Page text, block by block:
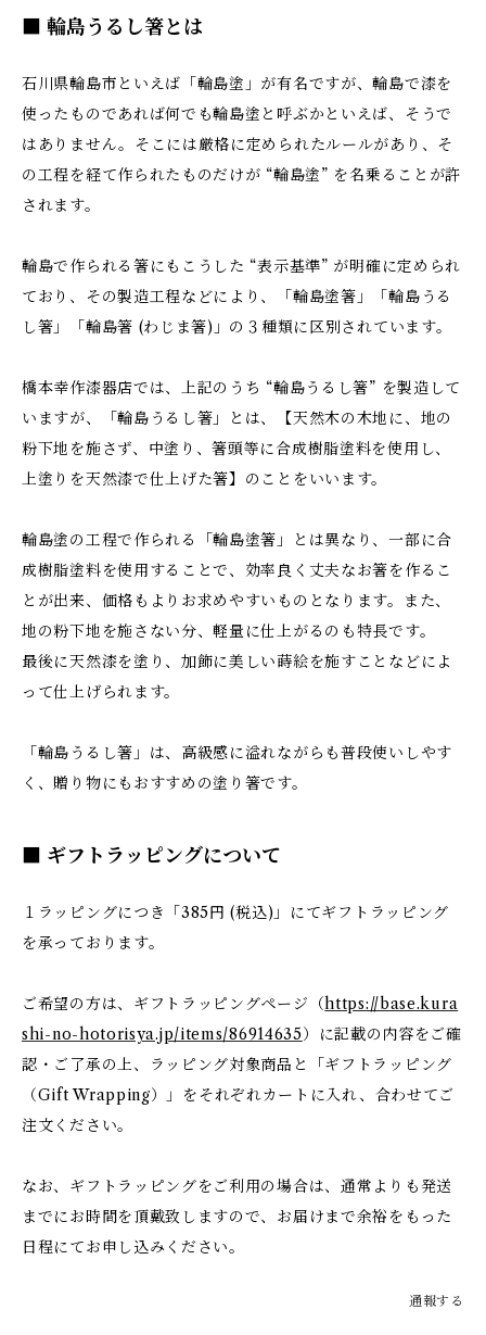
■ 輪島うるし箸とは
石川県輪島市といえば「輪島塗」が有名ですが、輪島で漆を
使ったものであれば何でも輪島塗と呼ぶかといえば、そうで
はありません。そこには厳格に定められたルールがあり、そ
の工程を経て作られたものだけが “輪島塗” を名乗ることが許
されます。
輪島で作られる箸にもこうした “表示基準” が明確に定められ
ており、その製造工程などにより、「輪島塗箸」「輪島うる
し箸」「輪島箸 (わじま箸)」の３種類に区別されています。
橋本幸作漆器店では、上記のうち “輪島うるし箸” を製造して
いますが、「輪島うるし箸」とは、【天然木の木地に、地の
粉下地を施さず、中塗り、箸頭等に合成樹脂塗料を使用し、
上塗りを天然漆で仕上げた箸】のことをいいます。
輪島塗の工程で作られる「輪島塗箸」とは異なり、一部に合
成樹脂塗料を使用することで、効率良く丈夫なお箸を作るこ
とが出来、価格もよりお求めやすいものとなります。また、
地の粉下地を施さない分、軽量に仕上がるのも特長です。
最後に天然漆を塗り、加飾に美しい蒔絵を施すことなどによ
って仕上げられます。
「輪島うるし箸」は、高級感に溢れながらも普段使いしやす
く、贈り物にもおすすめの塗り箸です。
■ ギフトラッピングについて
１ラッピングにつき「385円 (税込)」にてギフトラッピング
を承っております。
ご希望の方は、ギフトラッピングページ（https://base.kura
shi-no-hotorisya.jp/items/86914635）に記載の内容をご確
認・ご了承の上、ラッピング対象商品と「ギフトラッピング
（Gift Wrapping）」をそれぞれカートに入れ、合わせてご
注文ください。
なお、ギフトラッピングをご利用の場合は、通常よりも発送
までにお時間を頂戴致しますので、お届けまで余裕をもった
日程にてお申し込みください。
通報する